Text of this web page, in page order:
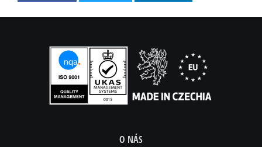
O NÁS